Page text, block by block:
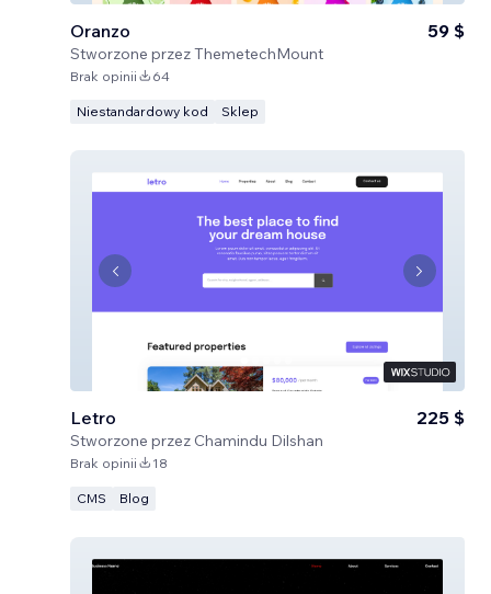
Oranzo
Stworzone przezThemetechMount
59 $
Brak opinii 64
Niestandardowy kod Sklep
Letro
Stworzone przez Chamindu Dilshan
225 $
Brak opinii 18
CMS Blog